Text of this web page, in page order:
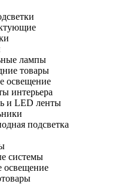
лампы
товары
освещение
интерьера
и LED ленты
подсветка
системы
освещение